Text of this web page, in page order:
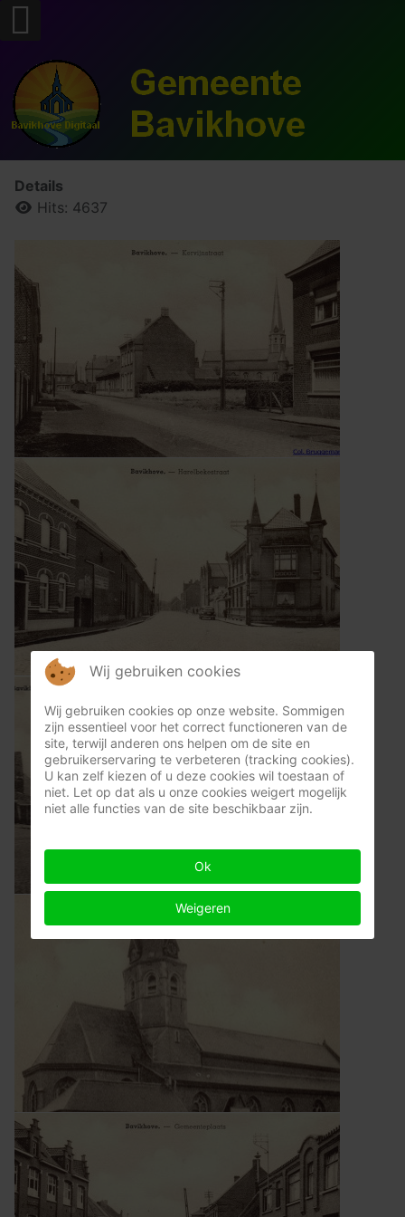
Details
Hits: 4637
Wij gebruiken cookies
Wij gebruiken cookies op onze website. Sommigen
zijn essentieel voor het correct functioneren van de
site, terwijl anderen ons helpen om de site en
gebruikerservaring te verbeteren (tracking cookies).
U kan zelf kiezen of u deze cookies wil toestaan of
niet. Let op dat als u onze cookies weigert mogelijk
niet alle functies van de site beschikbaar zijn.
Ok
Weigeren